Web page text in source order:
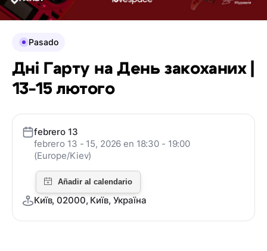
Pasado
Дні Гарту на День закоханих |
13-15 лютого
febrero 13
febrero 13 - 15, 2026 en 18:30 - 19:00
(Europe/Kiev)
Київ, 02000, Київ, Україна